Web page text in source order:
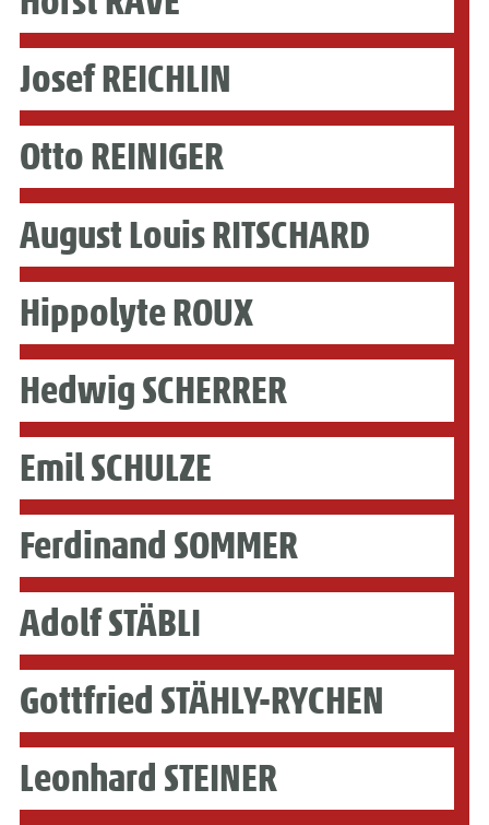
Josef REICHLIN
Otto REINIGER
August Louis RITSCHARD
Hippolyte ROUX
Hedwig SCHERRER
Emil SCHULZE
Ferdinand SOMMER
Adolf STÄBLI
Gottfried STÄHLY-RYCHEN
Leonhard STEINER